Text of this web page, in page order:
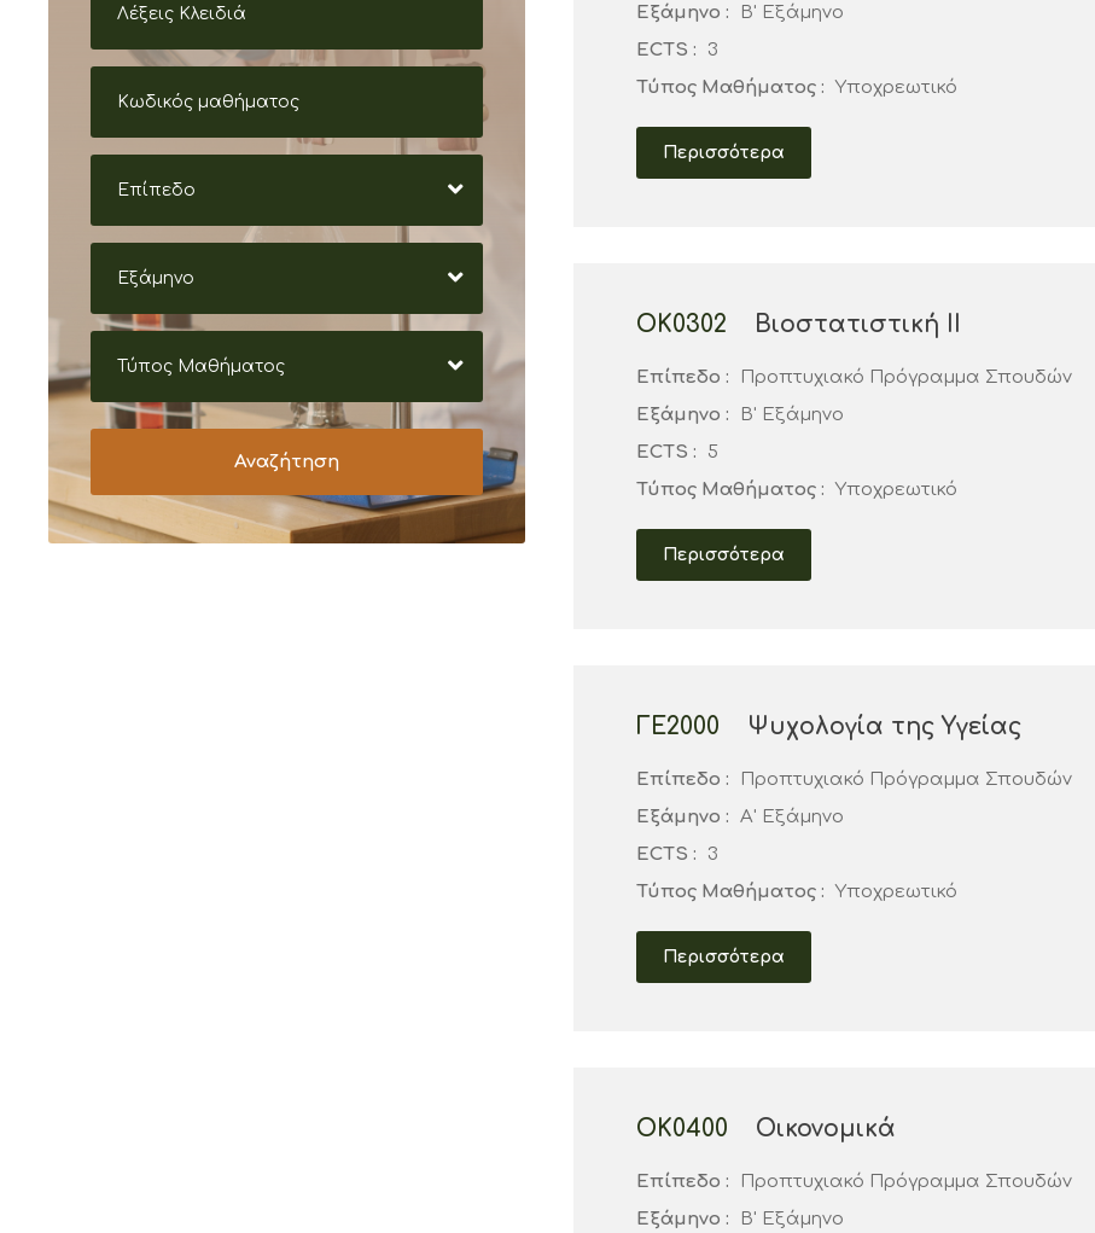
Εξάμηνο :
Β' Εξάμηνο
ECTS :
3
Τύπος Μαθήματος : Υποχρεωτικό
Περισσότερα
ΟΚ0302 Βιοστατιστική ΙΙ
Επίπεδο :
Προπτυχιακό Πρόγραμμα Σπουδών
Εξάμηνο :
Β' Εξάμηνο
ECTS :
5
Τύπος Μαθήματος : Υποχρεωτικό
Περισσότερα
ΓΕ2000 Ψυχολογία της Υγείας
Επίπεδο :
Προπτυχιακό Πρόγραμμα Σπουδών
Εξάμηνο : Α' Εξάμηνο
ECTS :
3
Τύπος Μαθήματος : Υποχρεωτικό
Περισσότερα
ΟΚ0400 Οικονομικά
Επίπεδο :
Προπτυχιακό Πρόγραμμα Σπουδών
Εξάμηνο :
Β' Εξάμηνο